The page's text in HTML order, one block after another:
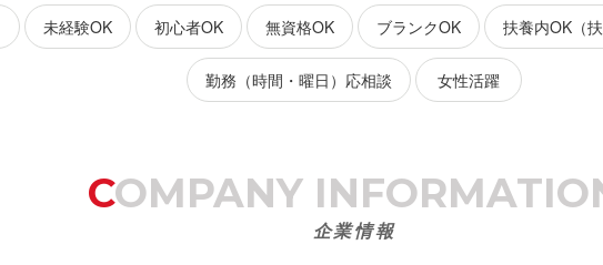
未経験OK 初心者OK 無資格OK ブランクOK 扶養内OK（
勤務（時間・曜日）応相談 女性活躍
COMPANY
企業情報